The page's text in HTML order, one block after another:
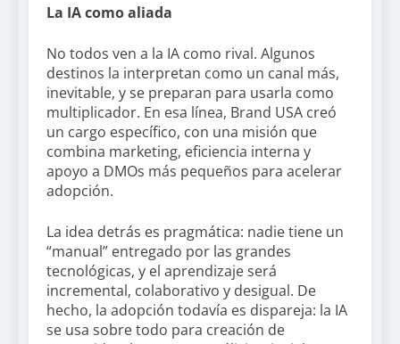
La IA como aliada
No todos ven a la IA como rival. Algunos
destinos la interpretan como un canal más,
inevitable, y se preparan para usarla como
multiplicador. En esa línea, Brand USA creó
un cargo específico, con una misión que
combina marketing, eficiencia interna y
apoyo a DMOs más pequeños para acelerar
adopción.
La idea detrás es pragmática: nadie tiene un
“manual” entregado por las grandes
tecnológicas, y el aprendizaje será
incremental, colaborativo y desigual. De
hecho, la adopción todavía es dispareja: la IA
se usa sobre todo para creación de